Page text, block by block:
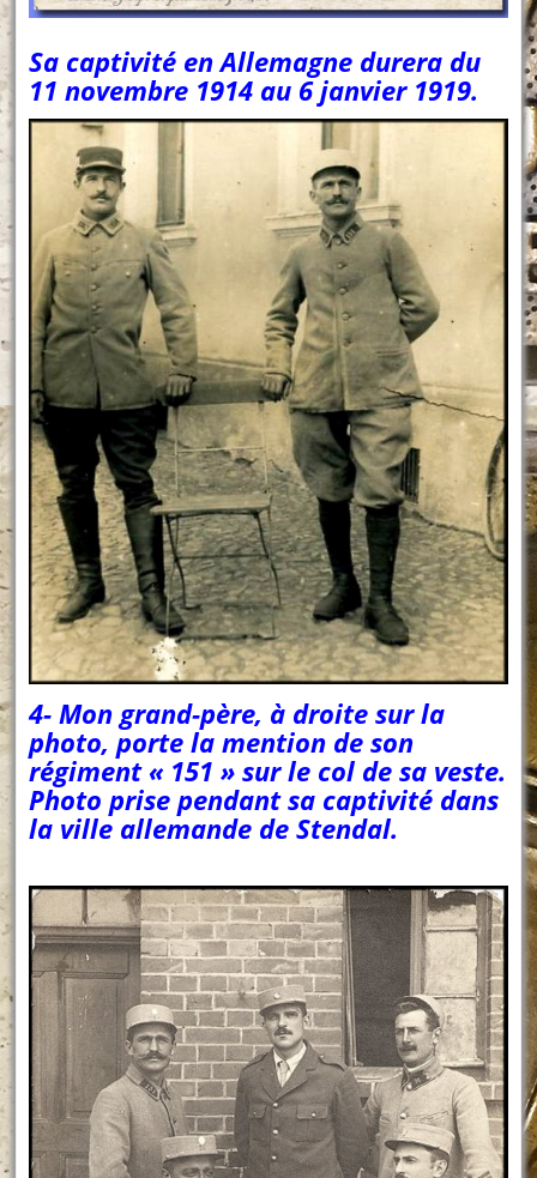
Sa captivité en Allemagne durera du
11 novembre 1914 au 6 janvier 1919.
4- Mon grand-père, à droite sur la
photo, porte la mention de son
régiment « 151 » sur le col de sa veste.
Photo prise pendant sa captivité dans
la ville allemande de Stendal.